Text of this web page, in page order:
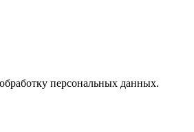
персональных данных.